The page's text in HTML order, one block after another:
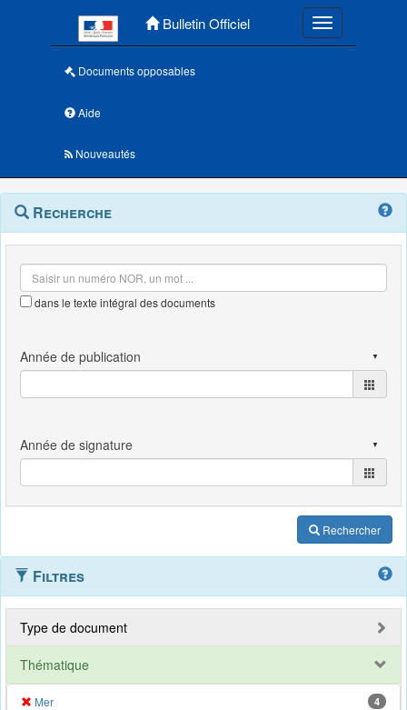
Bulletin Officiel Toggle
Documents opposables
Aide
Nouveautés
Navigation
outils
Menu
contextuel
Recherche
dans le texte intégral des documents
Rechercher
Filtres
Type de document
Thématique
Mer 4